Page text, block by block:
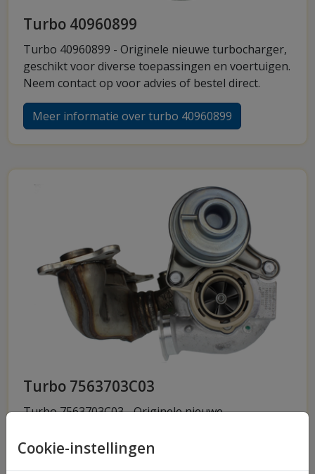
Cookie-instellingen
Turbo 40960899
Turbo 40960899 - Originele nieuwe turbocharger,
geschikt voor diverse toepassingen en voertuigen.
Neem contact op voor advies of bestel direct.
Meer informatie over turbo 40960899
Turbo 7563703C03
Turbo 7563703C03 - Originele nieuwe
en voertuigen. Neem contact op voor advies of